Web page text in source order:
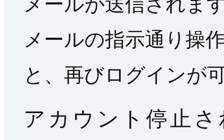
メールの指示通り操
と、再びログインが
アカウント停止